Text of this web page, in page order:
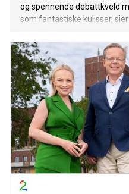
og spennende debattkveld
som fantastiske kulisser,